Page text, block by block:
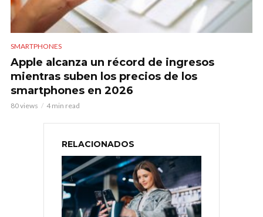
SMARTPHONES
Apple alcanza un récord de ingresos
mientras suben los precios de los
smartphones en 2026
80 views 4 min read
RELACIONADOS